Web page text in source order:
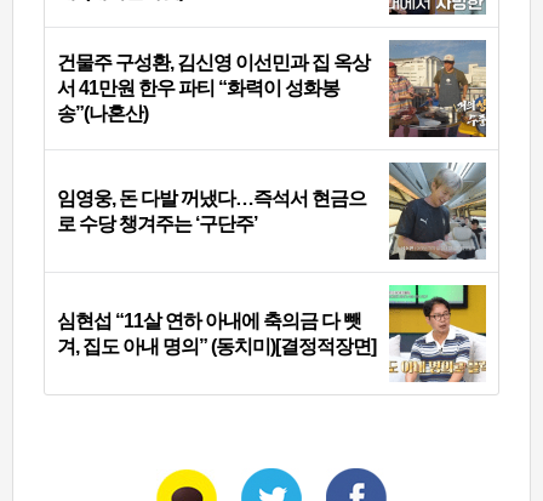
건물주 구성환, 김신영 이선민과 집 옥상
서 41만원 한우 파티 “화력이 성화봉
송”(나혼산)
임영웅, 돈 다발 꺼냈다…즉석서 현금으
로 수당 챙겨주는 ‘구단주’
심현섭 “11살 연하 아내에 축의금 다 뺏
겨, 집도 아내 명의” (동치미)[결정적장면]